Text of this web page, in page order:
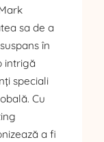
sa de a
în
intrigă
speciali
Cu
a fi